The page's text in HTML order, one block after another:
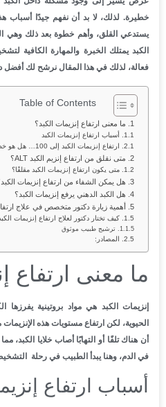
خطيرة. لذلك، لا بد أن نفهم جيدًا أسباب
يستدعي القلق، وأهم خطوة بعد ذلك وهي
الكبد يمتلك الخبرة والمهارة الكافية
فعالة، لذلك في هذا المقال نرشح لك أفضل
Table of Contents
ما معنى ارتفاع إنزيمات الكبد؟
أسباب ارتفاع إنزيمات الكبد
ارتفاع إنزيمات الكبد إلى 100… هل هو خطر؟
متى نقلق من ارتفاع إنزيم الكبد ALT؟
متى يكون ارتفاع إنزيمات الكبد مقلقًا؟
هل يمكن الشفاء من ارتفاع إنزيمات
هل الكبد الدهني يرفع إنزيمات الكبد؟
أهمية زيارة دكتور متخصص في علاج
كيف تختار دكتور لعلاج ارتفاع إنزيمات
ترشيح طبيب موثوق
المصادر:
ما معنى ارتفاع
إنزيمات الكبد هي مواد بروتينية يفرزها
أن هناك تلفًا أو التهابًا أصاب خلايا الكبد،
في الدم، وهنا يبدأ الطبيب في رحلة
أسباب ارتفاع